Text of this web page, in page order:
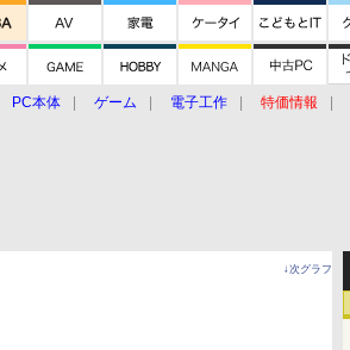
PC本体 ゲーム 電子工作 特価情報
↓次グラフ